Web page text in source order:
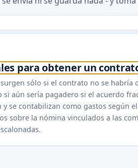
para obtener un
sólo si el contrato no se
aún sería pagadero si el acuerdo
se contabilizan como gastos según
sobre la nómina vinculados a las